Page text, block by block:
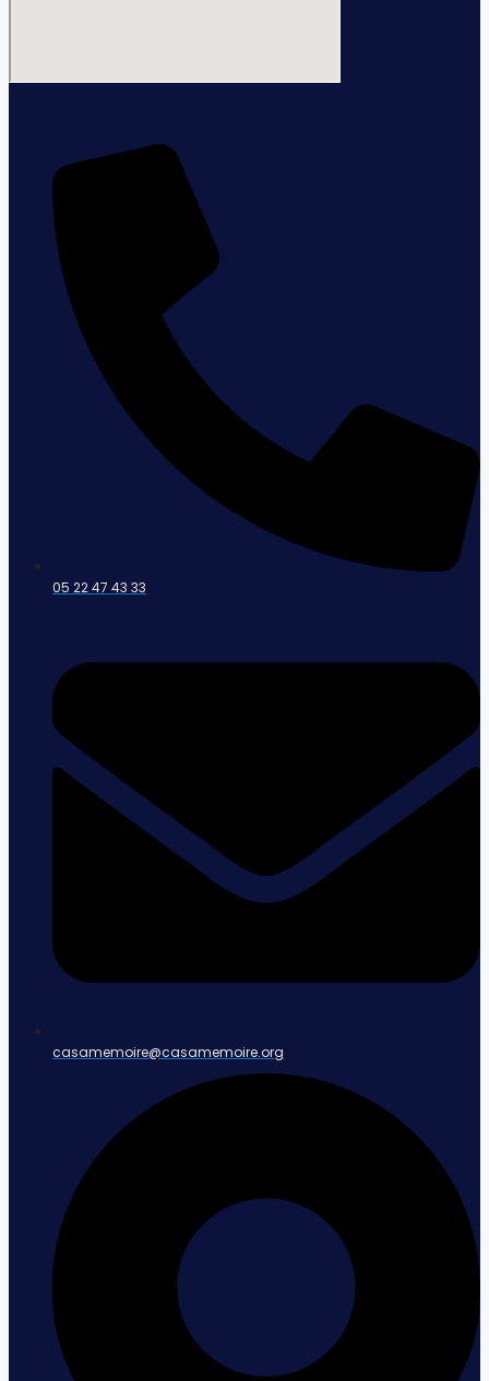
05 22 47 43 33
casamemoire@casamemoire.org